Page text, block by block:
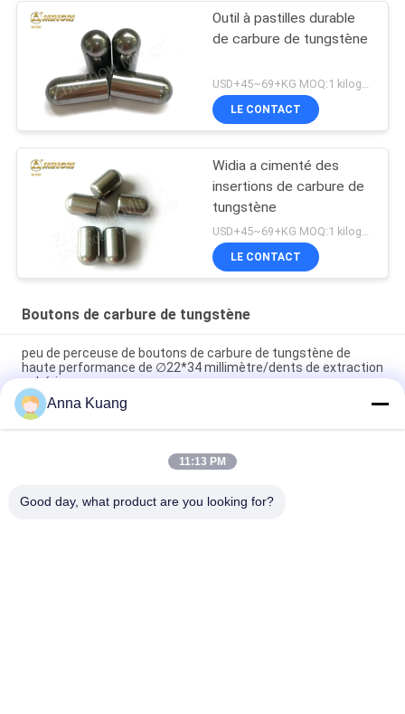
Outil à pastilles durable
de carbure de tungstène
USD+45~69+KG MOQ:1 kilogramme
LE CONTACT
Widia a cimenté des
insertions de carbure de
tungstène
USD+45~69+KG MOQ:1 kilogramme
LE CONTACT
Boutons de carbure de tungstène
peu de perceuse de boutons de carbure de tungstène de
haute performance de ∅22*34 millimètre/dents de extraction
sphériques
Insertion outil par pastilles de carbure de tungstène de Dth
pour le matériel dur de perceuse de charbonnage
peu principal rond d'astuces d'insertion de bouton de carbure
Anna Kuang
11:13 PM
Good day, what product are you looking for?